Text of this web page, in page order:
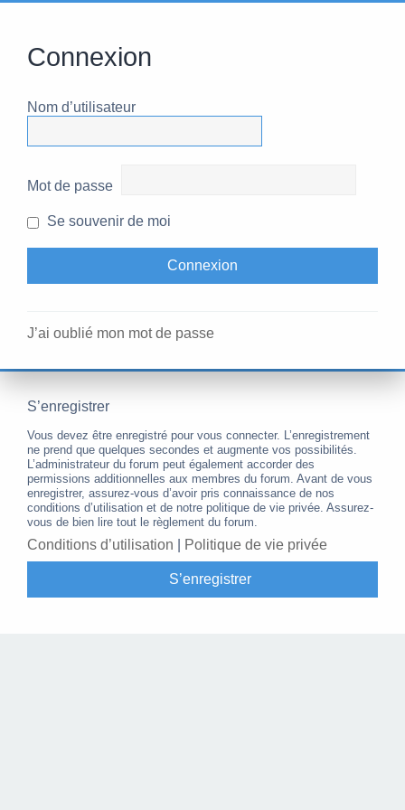
Connexion
Nom d’utilisateur
Mot de passe
Se souvenir de moi
J’ai oublié mon mot de passe
S’enregistrer
Vous devez être enregistré pour vous connecter. L’enregistrement
ne prend que quelques secondes et augmente vos possibilités.
L’administrateur du forum peut également accorder des
permissions additionnelles aux membres du forum. Avant de vous
enregistrer, assurez-vous d’avoir pris connaissance de nos
conditions d’utilisation et de notre politique de vie privée. Assurez-
vous de bien lire tout le règlement du forum.
Conditions d’utilisation Politique de vie privée
S’enregistrer